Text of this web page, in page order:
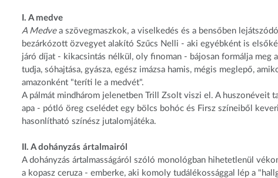
I. A medve
A Medvea szövegmaszkok, a viselkedés és a bensőben
bezárkózott özvegyet alakító Szűcs Nelli - aki egyébként is
járó díjat - kikacsintás nélkül, oly finoman - bájosan formálja meg
tudja, sóhajtása, gyásza, egész imázsa hamis, mégis meglepő,
amazonként "teríti le a medvét".
A pálmát mindhárom jelenetben Trill Zsolt viszi el. A huszonéveit
apa - pótló öreg cselédet egy bölcs bohóc és Firsz színeiből
hasonlítható színész jutalomjátéka.
II. A dohányzás ártalmairól
A dohányzás ártalmasságáról szóló monológban hihetetlenül
a kopasz ceruza - emberke, aki komoly tudálékossággal lép a